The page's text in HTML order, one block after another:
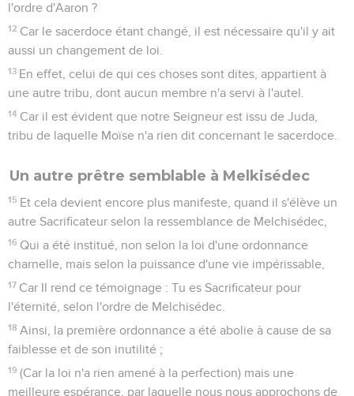
l'ordre d'Aaron ?
12 Car le sacerdoce étant changé, il est nécessaire qu'il y ait
aussi un changement de loi.
13 En effet, celui de qui ces choses sont dites, appartient à
une autre tribu, dont aucun membre n'a servi à l'autel.
14 Car il est évident que notre Seigneur est issu de Juda,
tribu de laquelle Moïse n'a rien dit concernant le sacerdoce.
Un autre prêtre semblable à Melkisédec
15 Et cela devient encore plus manifeste, quand il s'élève un
autre Sacrificateur selon la ressemblance de Melchisédec,
16 Qui a été institué, non selon la loi d'une ordonnance
charnelle, mais selon la puissance d'une vie impérissable,
17 Car Il rend ce témoignage : Tu es Sacrificateur pour
l'éternité, selon l'ordre de Melchisédec.
18 Ainsi, la première ordonnance a été abolie à cause de sa
faiblesse et de son inutilité ;
19 (Car la loi n'a rien amené à la perfection) mais une
meilleure espérance, par laquelle nous nous approchons de